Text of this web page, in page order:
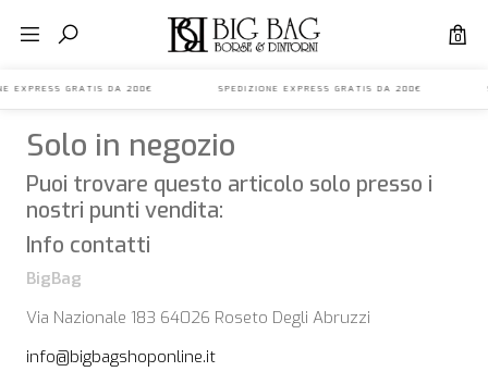
0
EXPRESS GRATIS DA 200€ SPEDIZIONE EXPRESS GRATIS DA
Solo in negozio
Puoi trovare questo articolo solo presso i
nostri punti vendita:
Info contatti
BigBag
Via Nazionale 183 64026 Roseto Degli Abruzzi
info@bigbagshoponline.it